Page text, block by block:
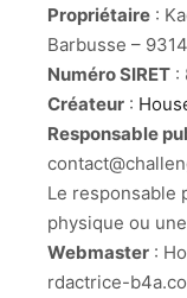
Propriétaire :
Barbusse –
Numéro SIRET :
Créateur :
Responsable
Le responsable
physique ou
Webmaster :
rdactrice-